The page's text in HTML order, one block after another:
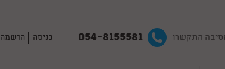
כניסה הרשמה 054-8155581 התקשרו